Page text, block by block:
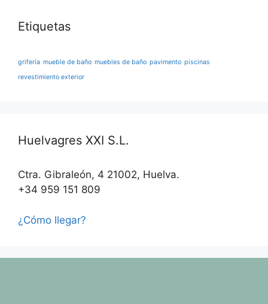
Etiquetas
grifería mueble de baño muebles de baño pavimento piscinas
revestimiento exterior
Huelvagres XXI S.L.
Ctra. Gibraleón, 4 21002, Huelva.
+34 959 151 809
¿Cómo llegar?